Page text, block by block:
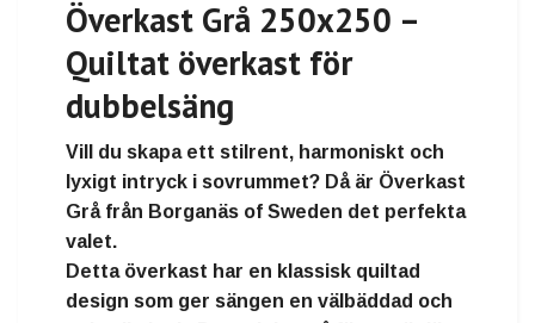
Överkast Grå 250x250 –
Quiltat överkast för
dubbelsäng
Vill du skapa ett stilrent, harmoniskt och
lyxigt intryck i sovrummet? Då är Överkast
Grå från Borganäs of Sweden det perfekta
valet.
Detta överkast har en klassisk quiltad
design som ger sängen en välbäddad och